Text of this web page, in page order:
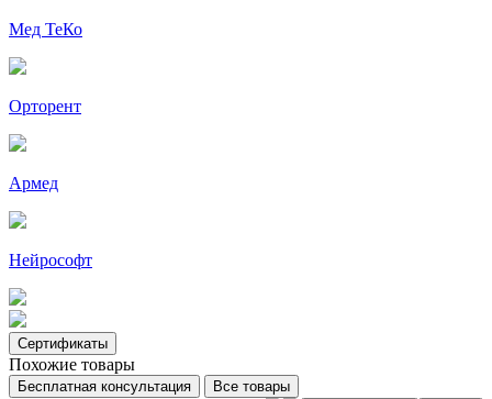
Мед ТеКо
Орторент
Армед
Нейрософт
Сертификаты
Похожие товары
Бесплатная консультация Все товары